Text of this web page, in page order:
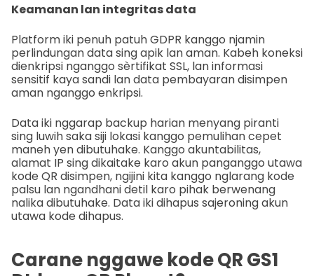
Keamanan lan integritas data
Platform iki penuh patuh GDPR kanggo njamin
perlindungan data sing apik lan aman. Kabeh koneksi
dienkripsi nganggo sèrtifikat SSL, lan informasi
sensitif kaya sandi lan data pembayaran disimpen
aman nganggo enkripsi.
Data iki nggarap backup harian menyang piranti
sing luwih saka siji lokasi kanggo pemulihan cepet
maneh yen dibutuhake. Kanggo akuntabilitas,
alamat IP sing dikaitake karo akun panganggo utawa
kode QR disimpen, ngijini kita kanggo nglarang kode
palsu lan ngandhani detil karo pihak berwenang
nalika dibutuhake. Data iki dihapus sajeroning akun
utawa kode dihapus.
Carane nggawe kode QR GS1